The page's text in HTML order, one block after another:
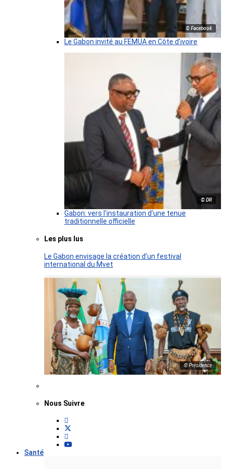
© Facebook
Le Gabon invité au FEMUA en Côte d’ivoire
© DR
Gabon: vers l’instauration d’une tenue
traditionnelle officielle
Les plus lus
Le Gabon envisage la création d’un festival
international du Mvet
© Présidence
Nous Suivre
Santé